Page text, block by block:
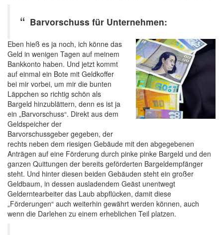
Barvorschuss für Unternehmen:
Eben hieß es ja noch, ich könne das
Geld in wenigen Tagen auf meinem
Bankkonto haben. Und jetzt kommt
auf einmal ein Bote mit Geldkoffer
bei mir vorbei, um mir die bunten
Läppchen so richtig schön als
Bargeld hinzublättern, denn es ist ja
ein „Barvorschuss“. Direkt aus dem
Geldspeicher der
Barvorschussgeber gegeben, der
rechts neben dem riesigen Gebäude mit den abgegebenen
Anträgen auf eine Förderung durch pinke pinke Bargeld und den
ganzen Quittungen der bereits geförderten Bargeldempfänger
steht. Und hinter diesen beiden Gebäuden steht ein großer
Geldbaum, in dessen ausladendem Geäst unentwegt
Gelderntearbeiter das Laub abpflücken, damit diese
„Förderungen“ auch weiterhin gewährt werden können, auch
wenn die Darlehen zu einem erheblichen Teil platzen.